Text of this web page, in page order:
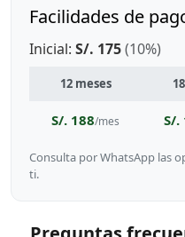
Facilidades de
Inicial: S/. 175(10%)
12 meses
S/. 188/mes S/.
Consulta por WhatsApp las
ti.